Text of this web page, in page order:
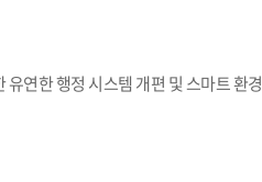
유연한 행정 시스템 개편 및 스마트 환경